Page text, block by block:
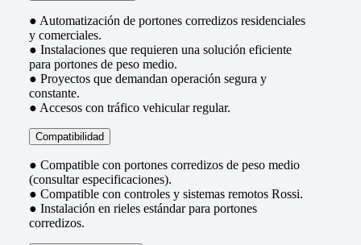
● Automatización de portones corredizos residenciales
y comerciales.
● Instalaciones que requieren una solución eficiente
para portones de peso medio.
● Proyectos que demandan operación segura y
constante.
● Accesos con tráfico vehicular regular.
Compatibilidad
● Compatible con portones corredizos de peso medio
(consultar especificaciones).
● Compatible con controles y sistemas remotos Rossi.
● Instalación en rieles estándar para portones
corredizos.